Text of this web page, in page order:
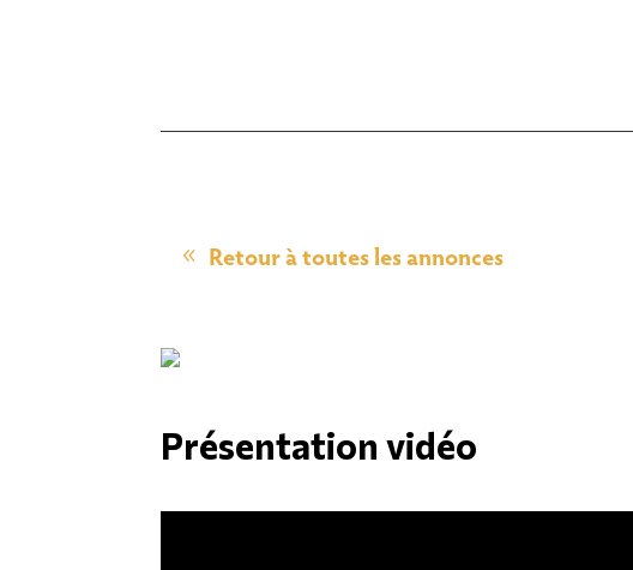
Retour à toutes les annonces
Présentation vidéo